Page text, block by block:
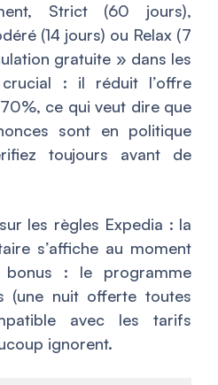
Strict (60 jours),
(14 jours) ou Relax (7
gratuite » dans les
: il réduit l’offre
ce qui veut dire que
sont en politique
toujours avant de
les règles Expedia : la
s’affiche au moment
: le programme
(une nuit offerte toutes
avec les tarifs
ignorent.